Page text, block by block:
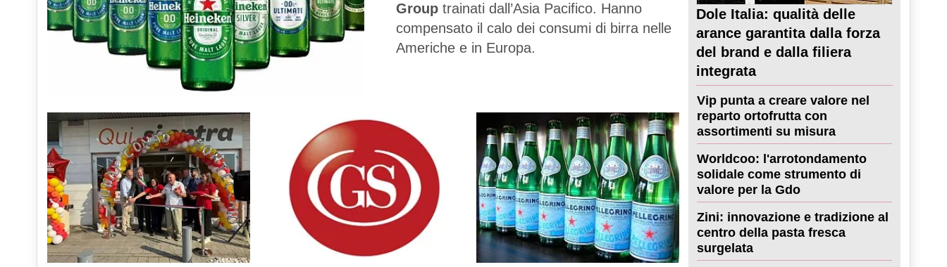
Group trainati dall’Asia Pacifico. Hanno
compensato il calo dei consumi di birra nelle
Americhe e in Europa.
Dole Italia: qualità delle
arance garantita dalla forza
del brand e dalla filiera
integrata
Vip punta a creare valore nel
reparto ortofrutta con
assortimenti su misura
Worldcoo: l'arrotondamento
solidale come strumento di
valore per la Gdo
Zini: innovazione e tradizione al
centro della pasta fresca
surgelata